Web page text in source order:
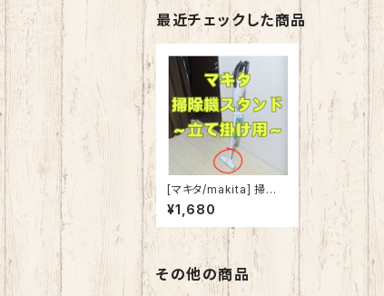
最近チェックした商品
[マキタ/makita] 掃除
機スタンド (立て掛け
用)
¥1,680
その他の商品